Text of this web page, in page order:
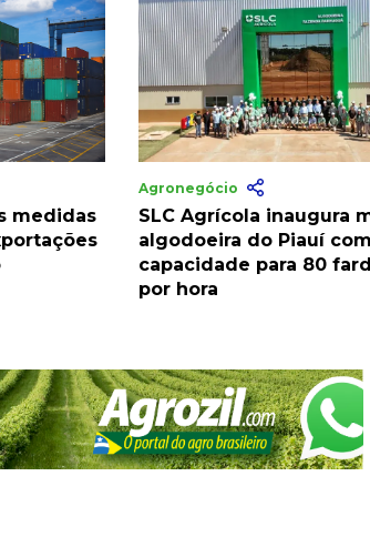
medidas
Agronegócio
SLC Agrícola inaugura
algodoeira do Piauí
capacidade para 80
por hora